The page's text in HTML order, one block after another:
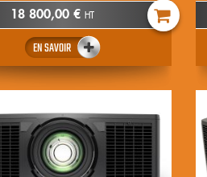
18 800,00 €HT
EN SAVOIR